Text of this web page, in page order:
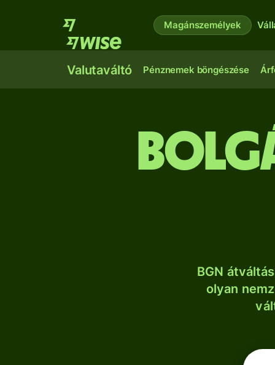
Magánszemélyek
Valutaváltó Pénznemek böngészése
BGN
olyan